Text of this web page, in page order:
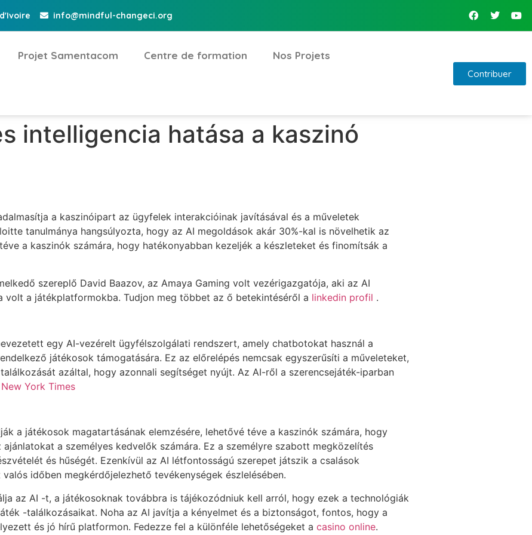
info@mindful-changeci.org
Projet Samentacom Centre de formation Nos Projets
Contribuer
intelligencia hatása a kaszinó
a kaszinóipart az ügyfelek interakcióinak javításával és a műveletek
tanulmánya hangsúlyozta, hogy az AI megoldások akár 30%-kal is növelhetik az
a kaszinók számára, hogy hatékonyabban kezeljék a készleteket és finomítsák a
szereplő David Baazov, az Amaya Gaming volt vezérigazgatója, aki az AI
volt a játékplatformokba. Tudjon meg többet az ő betekintéséről a linkedin profil .
egy AI-vezérelt ügyfélszolgálati rendszert, amely chatbotokat használ a
játékosok támogatására. Ez az előrelépés nemcsak egyszerűsíti a műveleteket,
azáltal, hogy azonnali segítséget nyújt. Az AI-ről a szerencsejáték-iparban
York Times
a játékosok magatartásának elemzésére, lehetővé téve a kaszinók számára, hogy
a személyes kedvelők számára. Ez a személyre szabott megközelítés
és hűségét. Ezenkívül az AI létfontosságú szerepet játszik a csalások
időben megkérdőjelezhető tevékenységek észlelésében.
az AI -t, a játékosoknak továbbra is tájékozódniuk kell arról, hogy ezek a technológiák
-találkozásaikat. Noha az AI javítja a kényelmet és a biztonságot, fontos, hogy a
és jó hírű platformon. Fedezze fel a különféle lehetőségeket a casino online.